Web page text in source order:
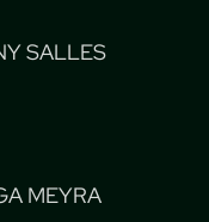
SALLES
MEYRA